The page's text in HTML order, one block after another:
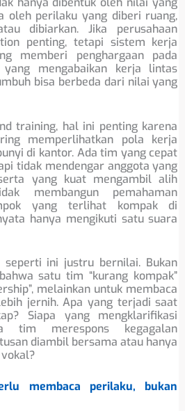
oleh perilaku yang diberi ruang,
dibiarkan. Jika perusahaan
penting, tetapi sistem kerja
memberi penghargaan pada
yang mengabaikan kerja lintas
bisa berbeda dari nilai yang
training, hal ini penting karena
memperlihatkan pola kerja
di kantor. Ada tim yang cepat
tidak mendengar anggota yang
yang kuat mengambil alih
membangun pemahaman
yang terlihat kompak di
hanya mengikuti satu suara
seperti ini justru bernilai. Bukan
satu tim “kurang kompak”
melainkan untuk membaca
jernih. Apa yang terjadi saat
Siapa yang mengklarifikasi
tim merespons kegagalan
diambil bersama atau hanya
membaca perilaku, bukan